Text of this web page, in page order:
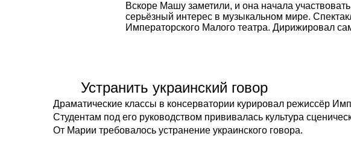
Вскоре Машу заметили, и она начала
серьёзный интерес в музыкальном мире.
Императорского Малого театра. Дирижировал
Устранить украинский говор
Драматические классы в консерватории курировал режиссёр
Студентам под его руководством прививалась культура
От Марии требовалось устранение украинского говора.